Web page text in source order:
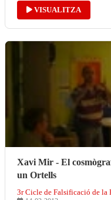
VISUALITZA
Xavi Mir - El
un Ortells
3r Cicle de Falsificació de la